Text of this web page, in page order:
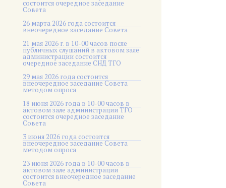
состоится очередное заседание
Совета
26 марта 2026 года состоится
внеочередное заседание Совета
21 мая 2026 г. в 10-00 часов после
публичных слушаний в актовом зале
администрации состоится
очередное заседание СНД ТГО
29 мая 2026 года состоится
внеочередное заседание Совета
методом опроса
18 июня 2026 года в 10-00 часов в
актовом зале администрации ТГО
состоится очередное заседание
Совета
3 июня 2026 года состоится
внеочередное заседание Совета
методом опроса
23 июня 2026 года в 10-00 часов в
актовом зале администрации
состоится внеочередное заседание
Совета